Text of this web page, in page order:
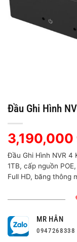
Đầu Ghi Hình
3,190,000
Đầu Ghi Hình NVR 4
1TB, cấp nguồn
Full HD, băng thông
MR HÂN
0947268338